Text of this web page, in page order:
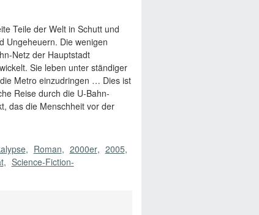
Teile der Welt in Schutt und
Ungeheuern. Die wenigen
Netz der Hauptstadt
Sie leben unter ständiger
Metro einzudringen … Dies ist
Reise durch die U-Bahn-
das die Menschheit vor der
Roman 2000er
2005
Science-Fiction-